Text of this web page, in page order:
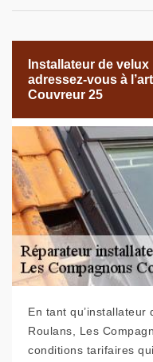
Installateur de
adressez-vous à
Couvreur 25
En tant qu’installateur
Roulans, Les
conditions tarifaires